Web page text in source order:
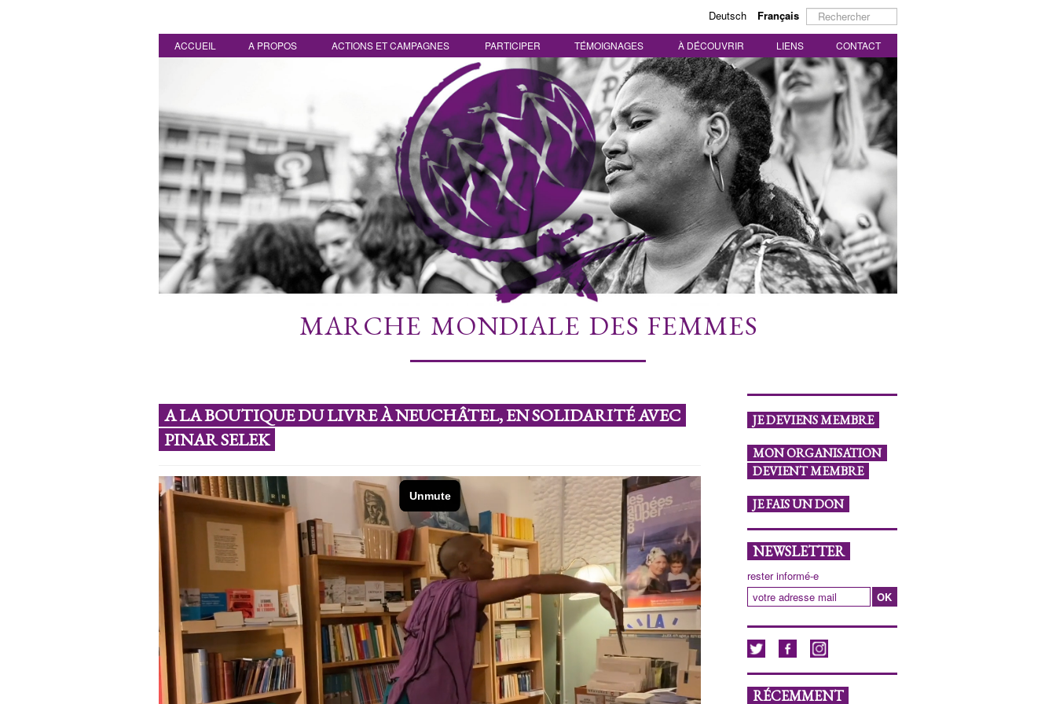
Deutsch Français Rechercher
ACCUEIL A PROPOS ACTIONS ET CAMPAGNES PARTICIPER TÉMOIGNAGES À DÉCOUVRIR LIENS CONTACT
MARCHE MONDIALE DES FEMMES
A LA BOUTIQUE DU LIVRE À NEUCHÂTEL, EN SOLIDARITÉ AVEC
PINAR SELEK
JE DEVIENS MEMBRE
MON ORGANISATION
DEVIENT MEMBRE
JE FAIS UN DON
NEWSLETTER
rester informé-e
RÉCEMMENT